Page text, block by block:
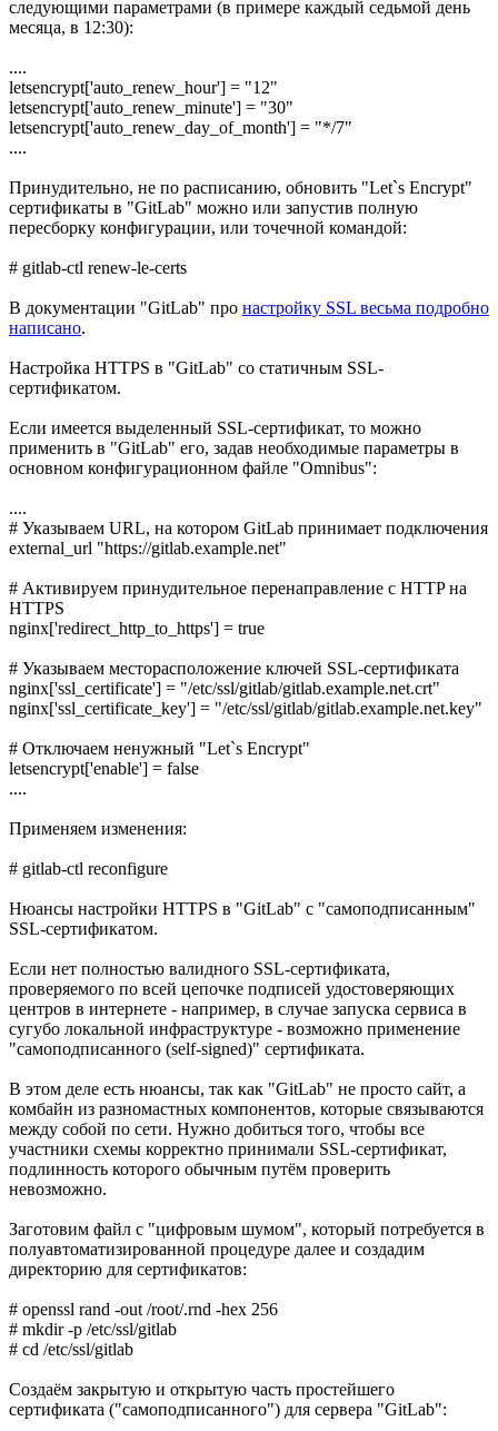
следующими параметрами (в примере каждый седьмой день
месяца, в 12:30):
....
letsencrypt['auto_renew_hour'] = "12"
letsencrypt['auto_renew_minute'] = "30"
letsencrypt['auto_renew_day_of_month'] = "*/7"
....
Принудительно, не по расписанию, обновить "Let`s Encrypt"
сертификаты в "GitLab" можно или запустив полную
пересборку конфигурации, или точечной командой:
# gitlab-ctl renew-le-certs
В документации "GitLab" про настройку SSL весьма подробно
написано.
Настройка HTTPS в "GitLab" со статичным SSL-
сертификатом.
Если имеется выделенный SSL-сертификат, то можно
применить в "GitLab" его, задав необходимые параметры в
основном конфигурационном файле "Omnibus":
....
# Указываем URL, на котором GitLab принимает подключения
external_url "https://gitlab.example.net"
# Активируем принудительное перенаправление с HTTP на
HTTPS
nginx['redirect_http_to_https'] = true
# Указываем месторасположение ключей SSL-сертификата
nginx['ssl_certificate'] = "/etc/ssl/gitlab/gitlab.example.net.crt"
nginx['ssl_certificate_key'] = "/etc/ssl/gitlab/gitlab.example.net.key"
# Отключаем ненужный "Let`s Encrypt"
letsencrypt['enable'] = false
....
Применяем изменения:
# gitlab-ctl reconfigure
Нюансы настройки HTTPS в "GitLab" с "самоподписанным"
SSL-сертификатом.
Если нет полностью валидного SSL-сертификата,
проверяемого по всей цепочке подписей удостоверяющих
центров в интернете - например, в случае запуска сервиса в
сугубо локальной инфраструктуре - возможно применение
"самоподписанного (self-signed)" сертификата.
В этом деле есть нюансы, так как "GitLab" не просто сайт, а
комбайн из разномастных компонентов, которые связываются
между собой по сети. Нужно добиться того, чтобы все
участники схемы корректно принимали SSL-сертификат,
подлинность которого обычным путём проверить
невозможно.
Заготовим файл с "цифровым шумом", который потребуется в
полуавтоматизированной процедуре далее и создадим
директорию для сертификатов:
# openssl rand -out /root/.rnd -hex 256
# mkdir -p /etc/ssl/gitlab
# cd /etc/ssl/gitlab
Создаём закрытую и открытую часть простейшего
сертификата ("самоподписанного") для сервера "GitLab":